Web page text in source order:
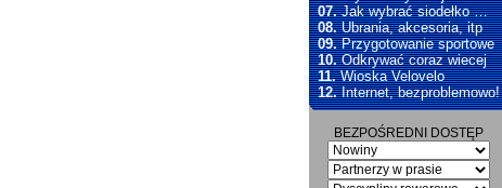
07.Jak wybrać siodełko …
08.Ubrania, akcesoria, itp
09.Przygotowanie sportowe
10.Odkrywać coraz wiecej
11.Wioska Velovelo
12.Internet, bezproblemowo!
BEZPOŚREDNI DOSTĘP